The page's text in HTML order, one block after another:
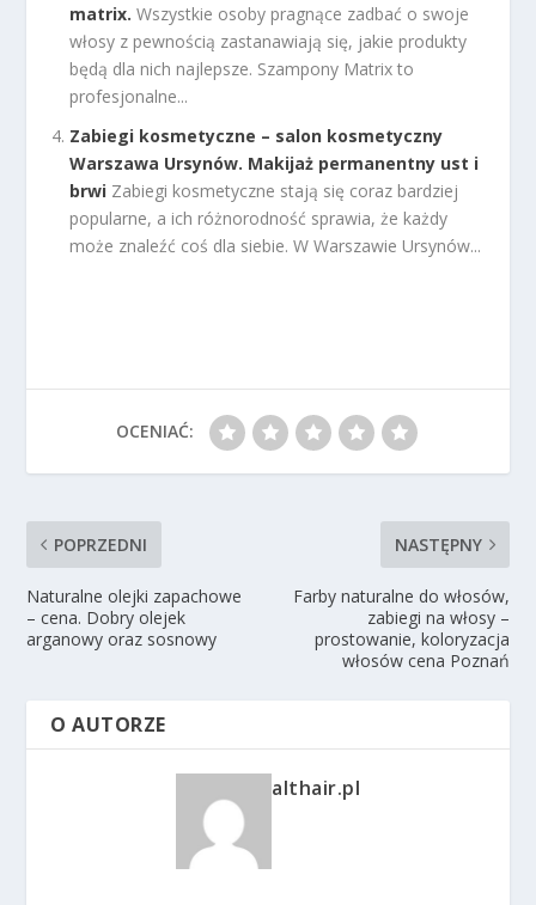
matrix. Wszystkie osoby pragnące zadbać o swoje
włosy z pewnością zastanawiają się, jakie produkty
będą dla nich najlepsze. Szampony Matrix to
profesjonalne...
Zabiegi kosmetyczne – salon kosmetyczny
Warszawa Ursynów. Makijaż permanentny ust i
brwi Zabiegi kosmetyczne stają się coraz bardziej
popularne, a ich różnorodność sprawia, że każdy
może znaleźć coś dla siebie. W Warszawie Ursynów...
OCENIAĆ:
POPRZEDNI
Naturalne olejki zapachowe
– cena. Dobry olejek
arganowy oraz sosnowy
NASTĘPNY
Farby naturalne do włosów,
zabiegi na włosy –
prostowanie, koloryzacja
włosów cena Poznań
O AUTORZE
althair.pl